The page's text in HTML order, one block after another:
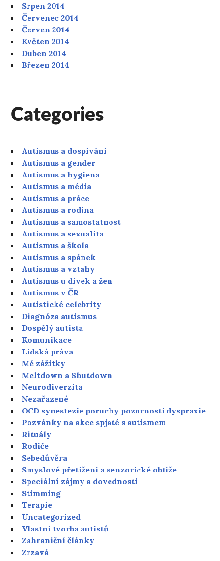
Srpen 2014
Červenec 2014
Červen 2014
Květen 2014
Duben 2014
Březen 2014
Categories
Autismus a dospívání
Autismus a gender
Autismus a hygiena
Autismus a média
Autismus a práce
Autismus a rodina
Autismus a samostatnost
Autismus a sexualita
Autismus a škola
Autismus a spánek
Autismus a vztahy
Autismus u dívek a žen
Autismus v ČR
Autistické celebrity
Diagnóza autismus
Dospělý autista
Komunikace
Lidská práva
Mé zážitky
Meltdown a Shutdown
Neurodiverzita
Nezařazené
OCD synestezie poruchy pozornosti dyspraxie
Pozvánky na akce spjaté s autismem
Rituály
Rodiče
Sebedůvěra
Smyslové přetížení a senzorické obtíže
Speciální zájmy a dovednosti
Stimming
Terapie
Uncategorized
Vlastní tvorba autistů
Zahraniční články
Zrzavá